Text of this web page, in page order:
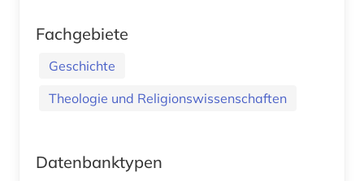
Fachgebiete
Geschichte
Theologie und Religionswissenschaften
Datenbanktypen